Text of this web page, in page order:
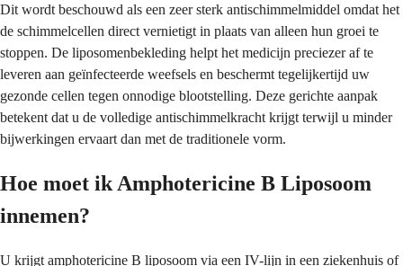
Dit wordt beschouwd als een zeer sterk antischimmelmiddel omdat het
de schimmelcellen direct vernietigt in plaats van alleen hun groei te
stoppen. De liposomenbekleding helpt het medicijn preciezer af te
leveren aan geïnfecteerde weefsels en beschermt tegelijkertijd uw
gezonde cellen tegen onnodige blootstelling. Deze gerichte aanpak
betekent dat u de volledige antischimmelkracht krijgt terwijl u minder
bijwerkingen ervaart dan met de traditionele vorm.
Hoe moet ik Amphotericine B Liposoom
innemen?
U krijgt amphotericine B liposoom via een IV-lijn in een ziekenhuis of